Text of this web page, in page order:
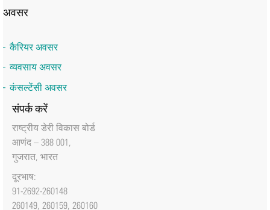
अवसर
कैरियर अवसर
व्यवसाय अवसर
कंसल्टेंसी अवसर
संपर्क करें
राष्‍ट्रीय डेरी विकास बोर्ड
आणंद – 388 001,
गुजरात, भारत
दूरभाष:
91-2692-260148
260149, 260159, 260160